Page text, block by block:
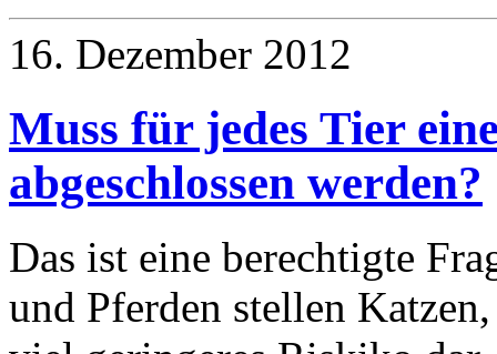
16. Dezember 2012
Muss für jedes Tier
abgeschlossen werden?
Das ist eine berechtigte
und Pferden stellen